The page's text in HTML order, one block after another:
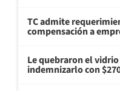
TC admite
compensación a
Le quebraron el
indemnizarlo con